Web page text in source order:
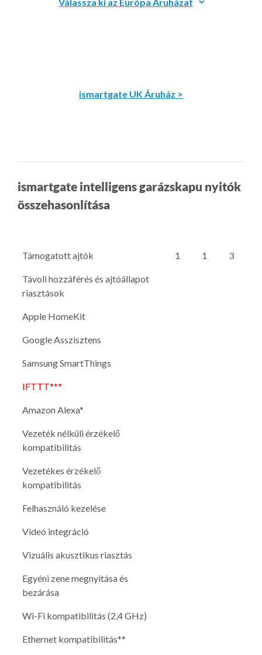
ismartgate UK Áruház >
ismartgate intelligens garázskapu nyitók
összehasonlítása
Támogatott ajtók 1 1 3
Távoli hozzáférés és ajtóállapot
riasztások
Apple HomeKit
Google Asszisztens
Samsung SmartThings
IFTTT***
Amazon Alexa*
Vezeték nélküli érzékelő
kompatibilitás
Vezetékes érzékelő
kompatibilitás
Felhasználó kezelése
Videó integráció
Vizuális akusztikus riasztás
Egyéni zene megnyitása és
bezárása
Wi-Fi kompatibilitás (2,4 GHz)
Ethernet kompatibilitás**